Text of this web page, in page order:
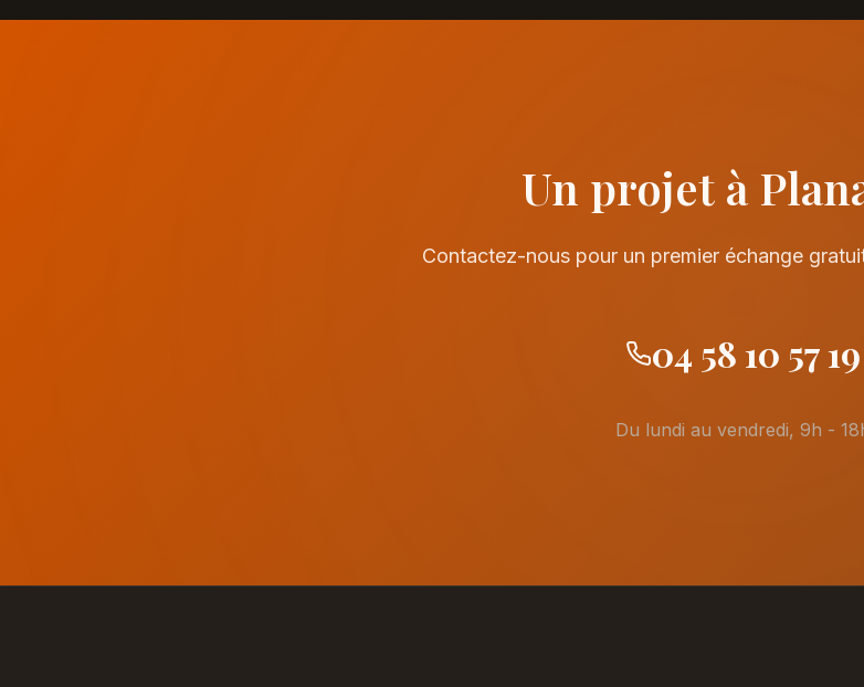
Un projet à
Contactez-nous pour un premier échange
04 58 10 57 19
Du lundi au vendredi, 9h -